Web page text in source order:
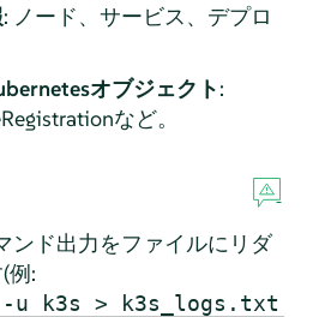
: ノード、サービス、デプロ
オブジェクト:
など。
ンド出力をファイルにリダ
例:
k3s > k3s_logs.txt